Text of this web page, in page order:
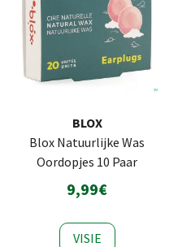
BLOX
Blox Natuurlijke Was
Oordopjes 10 Paar
9,99€
VISIE